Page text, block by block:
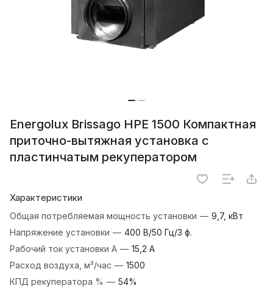
Energolux Brissago HPE 1500 Компактная
приточно-вытяжная установка с
пластинчатым рекуператором
Характеристики
Общая потребляемая мощность установки — 9,7, кВт
Напряжение установки — 400 В/50 Гц/3 ф.
Рабочий ток установки А — 15,2 А
Расход воздуха, м³/час — 1500
КПД рекуператора % — 54%